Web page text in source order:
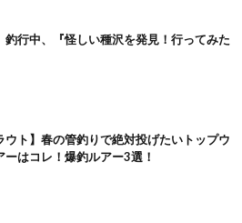
釣行中、『怪しい種沢を発見！行ってみた
ウト】春の管釣りで絶対投げたいトップウ
ーはコレ！爆釣ルアー3選！